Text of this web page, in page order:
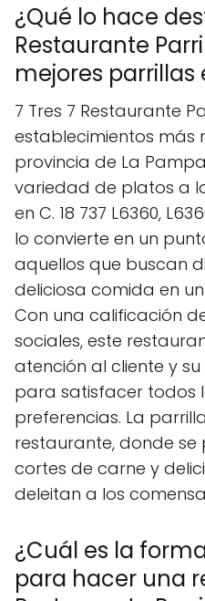
¿Qué lo hace
Restaurante
mejores parrillas
7 Tres 7 Restaurante
establecimientos más
provincia de La
variedad de platos a
en C. 18 737 L6360,
lo convierte en un
aquellos que buscan
deliciosa comida en
Con una calificación
sociales, este
atención al cliente y
para satisfacer todos
preferencias. La
restaurante, donde
cortes de carne y
deleitan a los
¿Cuál es la
para hacer una